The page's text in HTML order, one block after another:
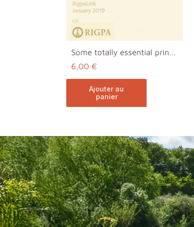
Some totally essential principles of Buddhism MP3
6,00 €
ajouter au
panier